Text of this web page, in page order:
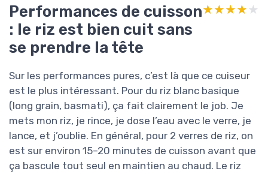
Performances de cuisson
: le riz est bien cuit sans
se prendre la tête
★★★★★
★★★★★
Sur les performances pures, c’est là que ce cuiseur
est le plus intéressant. Pour du riz blanc basique
(long grain, basmati), ça fait clairement le job. Je
mets mon riz, je rince, je dose l’eau avec le verre, je
lance, et j’oublie. En général, pour 2 verres de riz, on
est sur environ 15–20 minutes de cuisson avant que
ça bascule tout seul en maintien au chaud. Le riz